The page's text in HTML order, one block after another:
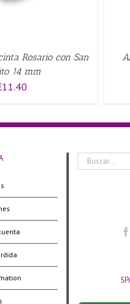
Rosario con San
14 mm
11.40
Buscar: